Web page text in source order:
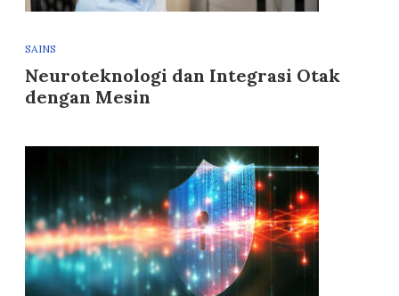
SAINS
Neuroteknologi dan Integrasi Otak
dengan Mesin